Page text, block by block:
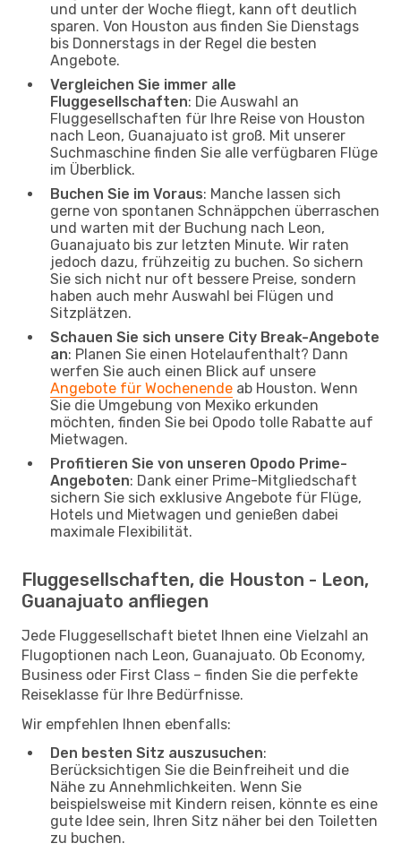
und unter der Woche fliegt, kann oft deutlich
sparen. Von Houston aus finden Sie Dienstags
bis Donnerstags in der Regel die besten
Angebote.
Vergleichen Sie immer alle
Fluggesellschaften: Die Auswahl an
Fluggesellschaften für Ihre Reise von Houston
nach Leon, Guanajuato ist groß. Mit unserer
Suchmaschine finden Sie alle verfügbaren Flüge
im Überblick.
Buchen Sie im Voraus: Manche lassen sich
gerne von spontanen Schnäppchen überraschen
und warten mit der Buchung nach Leon,
Guanajuato bis zur letzten Minute. Wir raten
jedoch dazu, frühzeitig zu buchen. So sichern
Sie sich nicht nur oft bessere Preise, sondern
haben auch mehr Auswahl bei Flügen und
Sitzplätzen.
Schauen Sie sich unsere City Break-Angebote
an: Planen Sie einen Hotelaufenthalt? Dann
werfen Sie auch einen Blick auf unsere
Angebote für Wochenende ab Houston. Wenn
Sie die Umgebung von Mexiko erkunden
möchten, finden Sie bei Opodo tolle Rabatte auf
Mietwagen.
Profitieren Sie von unseren Opodo Prime-
Angeboten: Dank einer Prime-Mitgliedschaft
sichern Sie sich exklusive Angebote für Flüge,
Hotels und Mietwagen und genießen dabei
maximale Flexibilität.
Fluggesellschaften, die Houston - Leon,
Guanajuato anfliegen
Jede Fluggesellschaft bietet Ihnen eine Vielzahl an
Flugoptionen nach Leon, Guanajuato. Ob Economy,
Business oder First Class – finden Sie die perfekte
Reiseklasse für Ihre Bedürfnisse.
Wir empfehlen Ihnen ebenfalls:
Den besten Sitz auszusuchen:
Berücksichtigen Sie die Beinfreiheit und die
Nähe zu Annehmlichkeiten. Wenn Sie
beispielsweise mit Kindern reisen, könnte es eine
gute Idee sein, Ihren Sitz näher bei den Toiletten
zu buchen.